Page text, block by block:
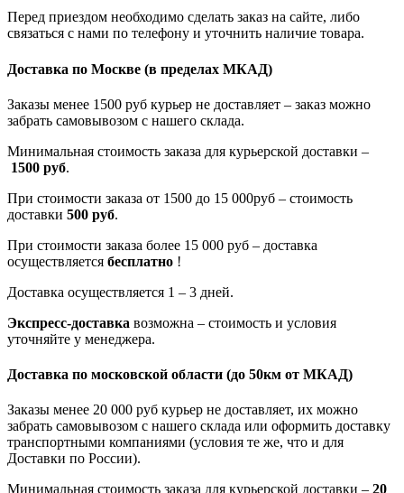
Перед приездом необходимо сделать заказ на сайте, либо
связаться с нами по телефону и уточнить наличие товара.
Доставка по Москве (в пределах МКАД)
Заказы менее 1500 руб курьер не доставляет – заказ можно
забрать самовывозом с нашего склада.
Минимальная стоимость заказа для курьерской доставки –
1500 руб.
При стоимости заказа от 1500 до 15 000руб – стоимость
доставки 500 руб.
При стоимости заказа более 15 000 руб – доставка
осуществляется бесплатно !
Доставка осуществляется 1 – 3 дней.
Экспресс-доставка возможна – стоимость и условия
уточняйте у менеджера.
Доставка по московской области (до 50км от МКАД)
Заказы менее 20 000 руб курьер не доставляет, их можно
забрать самовывозом с нашего склада или оформить доставку
транспортными компаниями (условия те же, что и для
Доставки по России).
Минимальная стоимость заказа для курьерской доставки – 20